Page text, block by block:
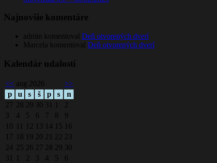
Najnovšie komentáre
admin komentoval Deň otvorených dverí
Marcela komentoval Deň otvorených dverí
Kalendár udalostí
<< aug 2026
>>
p
u s š p s
n
27 28 29 30 31 1
2
3
4 5 6 7 8
9
10
11 12 13 14 15 16
17
18 19 20 21 22 23
24 25 26 27 28 29 30
31
1 2 3 4 5 6